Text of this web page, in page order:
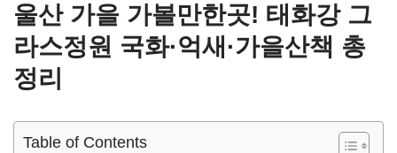
울산 가을 가볼만한곳! 태화강 그
라스정원 국화·억새·가을산책 총
정리
Table of Contents